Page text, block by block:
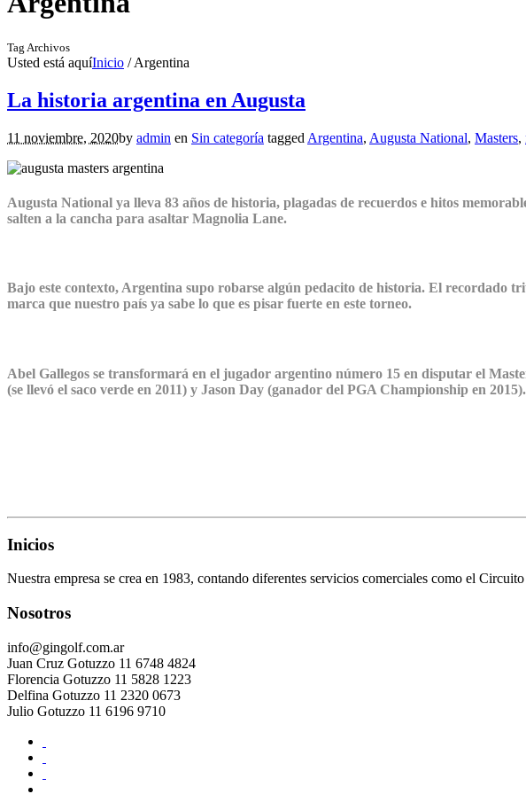
Tag Archivos
Usted está aquíInicio /Argentina
La historia argentina en Augusta
11 noviembre, 2020by admin en Sin categoría tagged Argentina, Augusta National, Masters,
Augusta National ya lleva 83 años de historia, plagadas de recuerdos e hitos
salten a la cancha para asaltar Magnolia Lane.
Bajo este contexto, Argentina supo robarse algún pedacito de historia. El recordado
marca que nuestro país ya sabe lo que es pisar fuerte en este torneo.
Abel Gallegos se transformará en el jugador argentino número 15 en disputar el
(se llevó el saco verde en 2011) y Jason Day (ganador del PGA Championship en
Inicios
Nuestra empresa se crea en 1983, contando diferentes servicios comerciales como el
Nosotros
info@gingolf.com.ar
Juan Cruz Gotuzzo 11 6748 4824
Florencia Gotuzzo 11 5828 1223
Delfina Gotuzzo 11 2320 0673
Julio Gotuzzo 11 6196 9710